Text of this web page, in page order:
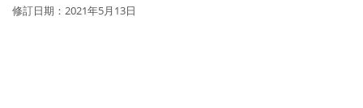
修訂日期： 2021年5月13日